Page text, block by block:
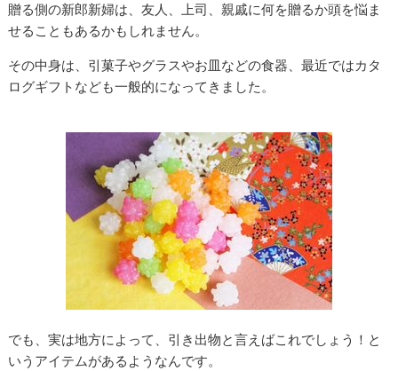
贈る側の新郎新婦は、友人、上司、親戚に何を贈るか頭を悩ま
せることもあるかもしれません。
その中身は、引菓子やグラスやお皿などの食器、最近ではカタ
ログギフトなども一般的になってきました。
でも、実は地方によって、引き出物と言えばこれでしょう！と
いうアイテムがあるようなんです。